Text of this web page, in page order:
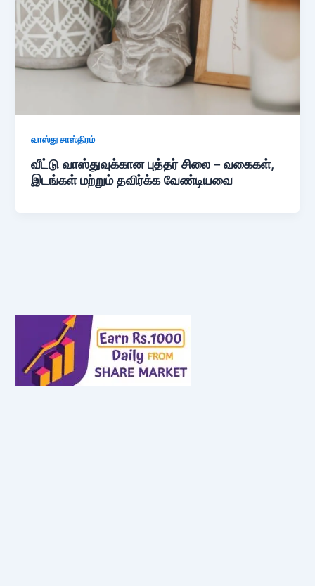
வாஸ்து சாஸ்திரம்
வீட்டு வாஸ்துவுக்கான புத்தர் சிலை – வகைகள்,
இடங்கள் மற்றும் தவிர்க்க வேண்டியவை